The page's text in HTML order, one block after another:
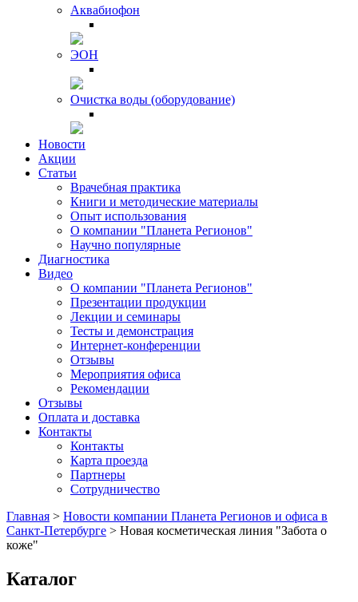
Аквабиофон
ЭОН
Очистка воды (оборудование)
Новости
Акции
Статьи
Врачебная практика
Книги и методические материалы
Опыт использования
О компании "Планета Регионов"
Научно популярные
Диагностика
Видео
О компании "Планета Регионов"
Презентации продукции
Лекции и семинары
Тесты и демонстрация
Интернет-конференции
Отзывы
Мероприятия офиса
Рекомендации
Отзывы
Оплата и доставка
Контакты
Контакты
Карта проезда
Партнеры
Сотрудничество
Главная > Новости компании Планета Регионов и офиса в
Санкт-Петербурге > Новая косметическая линия "Забота о
коже"
Каталог